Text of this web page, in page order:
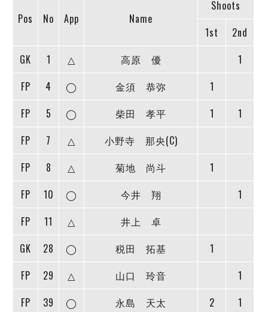
Y．S．C．C．横浜
アグレミーナ浜松
ポルセイド浜田
ミラクルスマイル新居浜
Pos No App Name
Shoots
1st
2nd
GK
1 △ 高原 優
1
FP
4 ◯ 金須 恭弥
1
FP
5 ◯ 柴田 孝平 1
1
FP
7 △
小野寺 那央(C)
FP
8 △ 菊地 尚斗
1
FP
10 ◯ 今井 翔
1
FP
11 △
井上 卓
GK
28 ◯ 税田 拓基
1
FP
29 △ 山口 玲音
1
FP
39 ◯ 永島 天太 2
1